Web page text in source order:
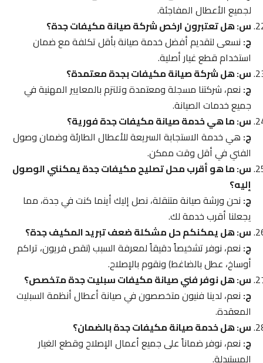
لجميع الأعطال المفاجئة.
س: هل تعتبرون ارخص شركة صيانة مكيفات جدة؟
ج: نسعى لتقديم أفضل خدمة صيانة بأقل تكلفة مع ضمان
استخدام قطع غيار أصلية.
س: هل شركة صيانة مكيفات بجدة معتمدة؟
ج: نعم، شركتنا مسجلة ومعتمدة وتلتزم بالمعايير المهنية في
جميع خدمات الصيانة.
س: ما هي خدمة صيانة مكيفات جدة فورية؟
ج: هي خدمة الاستجابة السريعة للأعطال الطارئة وضمان وصول
الفني في أقل وقت ممكن.
س: ما هو أقرب محل تصليح مكيفات جدة يمكنني الوصول
إليه؟
ج: نحن ورشة صيانة متنقلة، نصل إليك أينما كنت في جدة، مما
يجعلنا أقرب خدمة لك.
س: هل يمكنكم حل مشكلة ضعف تبريد المكيف جدة؟
ج: نعم، نوفر تشخيصاً دقيقاً لمعرفة السبب (نقص فريون، تراكم
أوساخ، عطل بالضاغط) ونقوم بالإصلاح.
س: هل نوفر فني صيانة مكيفات سبليت جدة متخصص؟
ج: نعم، لدينا فنيون متخصصون في صيانة أعطال أنظمة السبليت
المعقدة.
س: هل خدمة صيانة مكيفات جدة بالضمان؟
ج: نعم، نوفر ضماناً على جميع أعمال الإصلاح وقطع الغيار
المستبدلة.